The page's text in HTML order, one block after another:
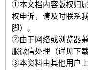
①本文档内容版权归
权申诉，请及时联系
脚）。
②由于网络或浏览器
服微信处理（详见下
③本资料由其他用户